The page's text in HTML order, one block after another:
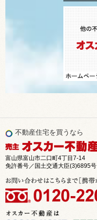
不動産住宅を買うなら
富山県富山市二口町4丁目7-14
免許番号／国土交通大臣(3)6895号